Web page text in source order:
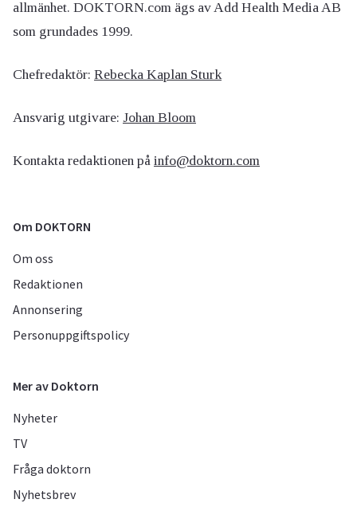
allmänhet. DOKTORN.com ägs av Add Health Media AB
som grundades 1999.
Chefredaktör: Rebecka Kaplan Sturk
Ansvarig utgivare: Johan Bloom
Kontakta redaktionen på info@doktorn.com
Om DOKTORN
Om oss
Redaktionen
Annonsering
Personuppgiftspolicy
Mer av Doktorn
Nyheter
TV
Fråga doktorn
Nyhetsbrev